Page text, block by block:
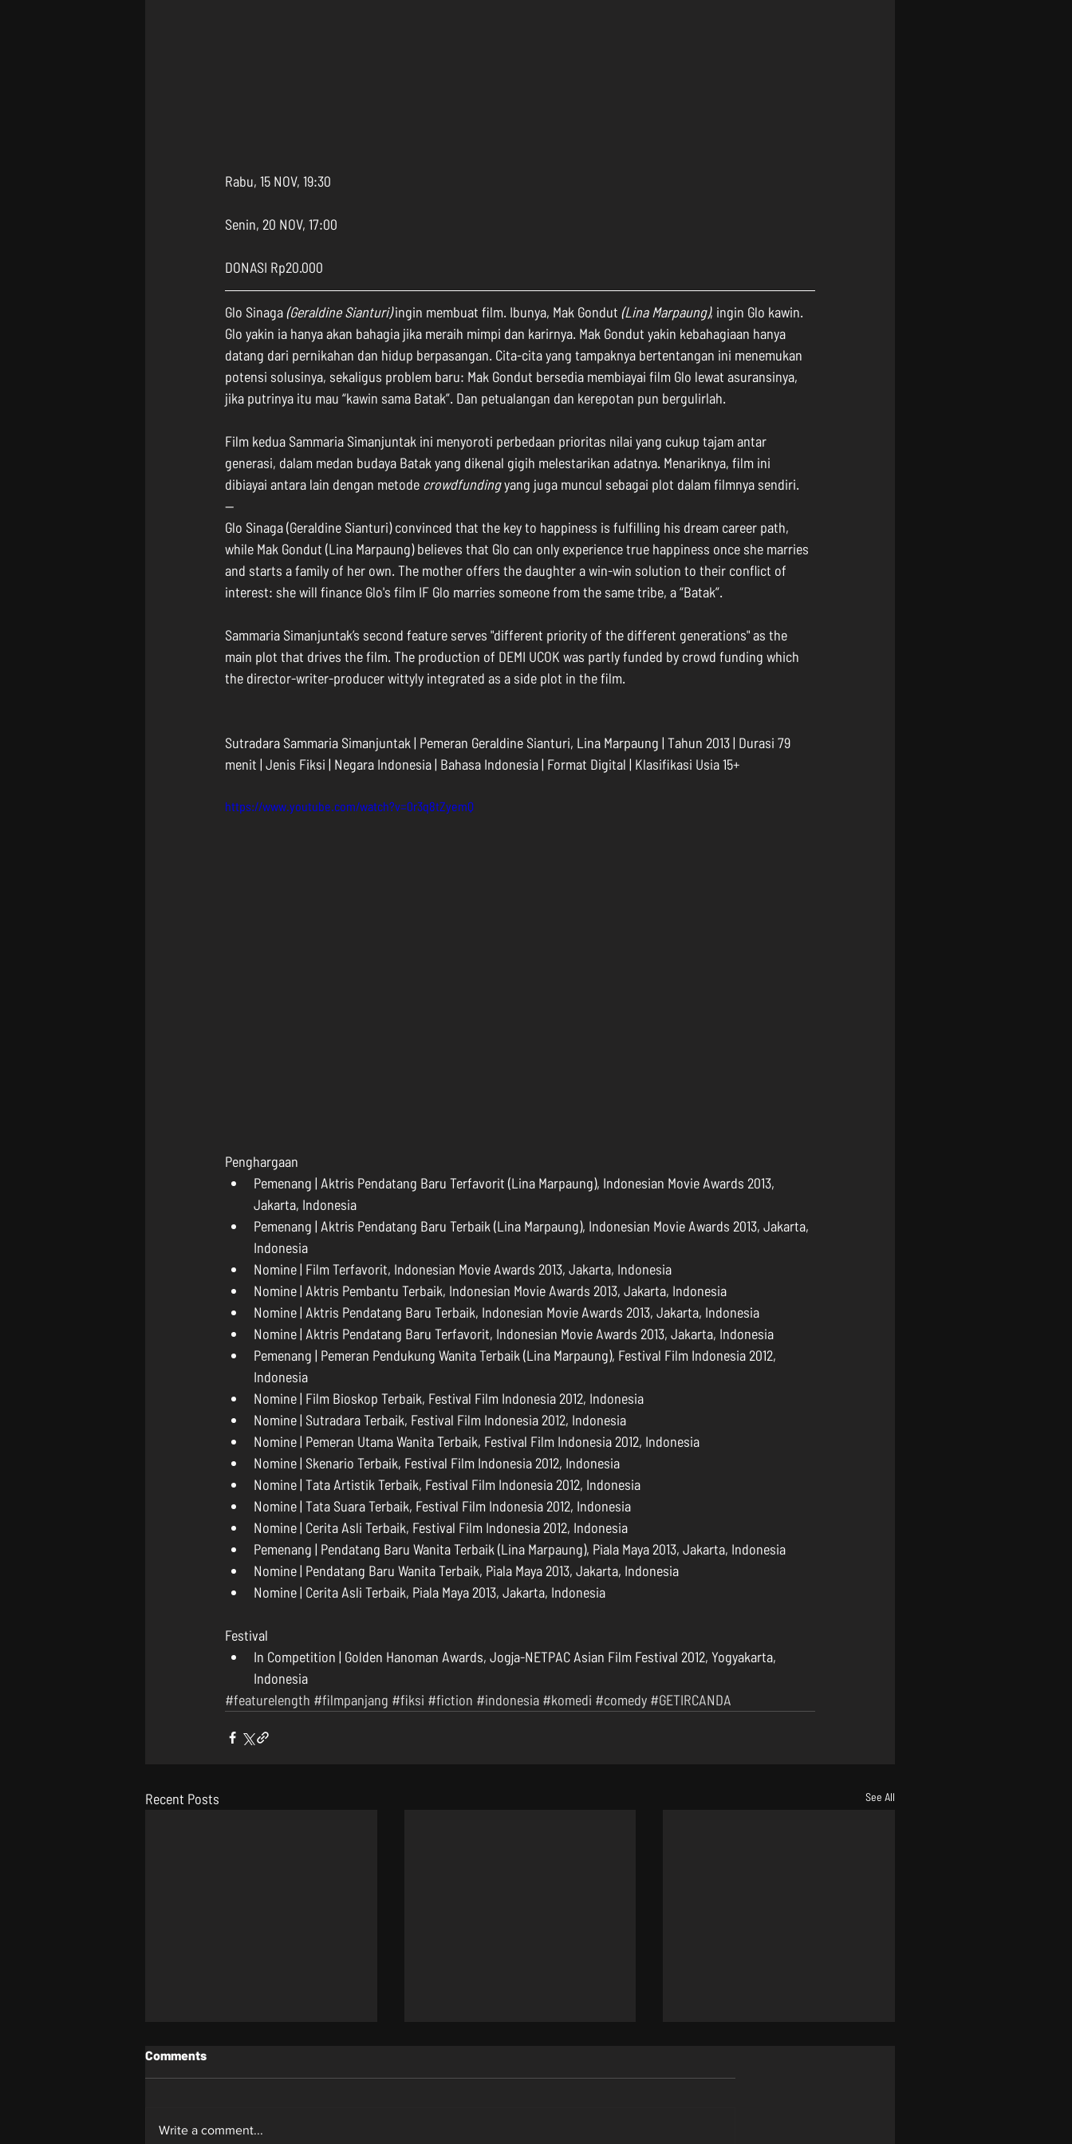
Rabu, 15 NOV, 19:30
Senin, 20 NOV, 17:00
DONASI Rp20.000
Glo Sinaga (Geraldine Sianturi) ingin membuat film. Ibunya, Mak Gondut (Lina Marpaung), ingin Glo kawin.
Glo yakin ia hanya akan bahagia jika meraih mimpi dan karirnya. Mak Gondut yakin kebahagiaan hanya
datang dari pernikahan dan hidup berpasangan. Cita-cita yang tampaknya bertentangan ini menemukan
potensi solusinya, sekaligus problem baru: Mak Gondut bersedia membiayai film Glo lewat asuransinya,
jika putrinya itu mau “kawin sama Batak”. Dan petualangan dan kerepotan pun bergulirlah.
Film kedua Sammaria Simanjuntak ini menyoroti perbedaan prioritas nilai yang cukup tajam antar
generasi, dalam medan budaya Batak yang dikenal gigih melestarikan adatnya. Menariknya, film ini
dibiayai antara lain dengan metode crowdfunding yang juga muncul sebagai plot dalam filmnya sendiri.
--
Glo Sinaga (Geraldine Sianturi) convinced that the key to happiness is fulfilling his dream career path,
while Mak Gondut (Lina Marpaung) believes that Glo can only experience true happiness once she marries
and starts a family of her own. The mother offers the daughter a win-win solution to their conflict of
interest: she will finance Glo's film IF Glo marries someone from the same tribe, a “Batak”.
Sammaria Simanjuntak’s second feature serves "different priority of the different generations" as the
main plot that drives the film. The production of DEMI UCOK was partly funded by crowd funding which
the director-writer-producer wittyly integrated as a side plot in the film.
Sutradara Sammaria Simanjuntak | Pemeran Geraldine Sianturi, Lina Marpaung | Tahun 2013 | Durasi 79
menit | Jenis Fiksi | Negara Indonesia | Bahasa Indonesia | Format Digital | Klasifikasi Usia 15+
https://www.youtube.com/watch?v=0r3q8tZyemQ
Penghargaan
Pemenang | Aktris Pendatang Baru Terfavorit (Lina Marpaung), Indonesian Movie Awards 2013,
Jakarta, Indonesia
Pemenang | Aktris Pendatang Baru Terbaik (Lina Marpaung), Indonesian Movie Awards 2013, Jakarta,
Indonesia
Nomine | Film Terfavorit, Indonesian Movie Awards 2013, Jakarta, Indonesia
Nomine | Aktris Pembantu Terbaik, Indonesian Movie Awards 2013, Jakarta, Indonesia
Nomine | Aktris Pendatang Baru Terbaik, Indonesian Movie Awards 2013, Jakarta, Indonesia
Nomine | Aktris Pendatang Baru Terfavorit, Indonesian Movie Awards 2013, Jakarta, Indonesia
Pemenang | Pemeran Pendukung Wanita Terbaik (Lina Marpaung), Festival Film Indonesia 2012,
Indonesia
Nomine | Film Bioskop Terbaik, Festival Film Indonesia 2012, Indonesia
Nomine | Sutradara Terbaik, Festival Film Indonesia 2012, Indonesia
Nomine | Pemeran Utama Wanita Terbaik, Festival Film Indonesia 2012, Indonesia
Nomine | Skenario Terbaik, Festival Film Indonesia 2012, Indonesia
Nomine | Tata Artistik Terbaik, Festival Film Indonesia 2012, Indonesia
Nomine | Tata Suara Terbaik, Festival Film Indonesia 2012, Indonesia
Nomine | Cerita Asli Terbaik, Festival Film Indonesia 2012, Indonesia
Pemenang | Pendatang Baru Wanita Terbaik (Lina Marpaung), Piala Maya 2013, Jakarta, Indonesia
Nomine | Pendatang Baru Wanita Terbaik, Piala Maya 2013, Jakarta, Indonesia
Nomine | Cerita Asli Terbaik, Piala Maya 2013, Jakarta, Indonesia
Festival
In Competition | Golden Hanoman Awards, Jogja-NETPAC Asian Film Festival 2012, Yogyakarta,
Indonesia
#featurelength #filmpanjang #fiksi #fiction #indonesia #komedi #comedy #GETIRCANDA
Recent Posts See All
Comments
Write a comment...